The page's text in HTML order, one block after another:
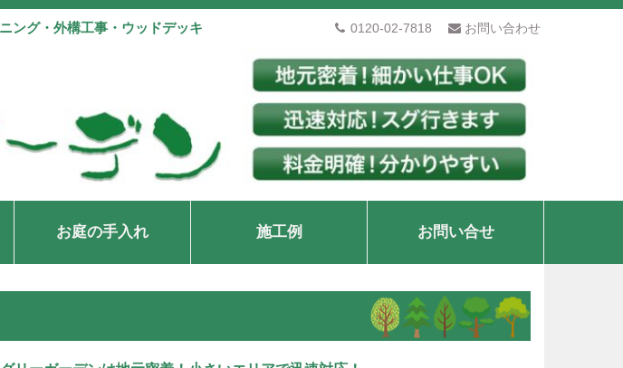
ング・外構工事・ウッドデッキ 0120-02-7818 お問い合わせ
お庭の手入れ 施工例 お問い合せ